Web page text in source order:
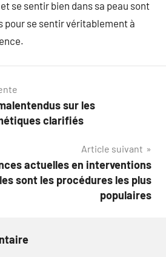
se sentir bien dans sa peau sont
pour se sentir véritablement à
sur les
clarifiés
Article suivant
actuelles en interventions
sont les procédures les plus
populaires